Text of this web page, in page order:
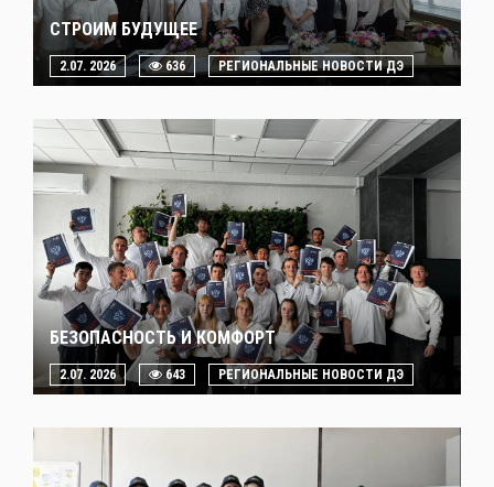
СТРОИМ БУДУЩЕЕ
2.07. 2026 636 РЕГИОНАЛЬНЫЕ НОВОСТИ ДЭ
БЕЗОПАСНОСТЬ И КОМФОРТ
2.07. 2026 643 РЕГИОНАЛЬНЫЕ НОВОСТИ ДЭ